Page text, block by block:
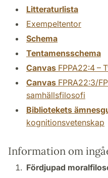
Litteraturlista
Exempeltentor
Schema
Tentamensschema
Canvas FPPA22:4 –
Canvas FPRA22:3/
samhällsfilosofi
Bibliotekets
kognitionsvetenskap
Information om
Fördjupad